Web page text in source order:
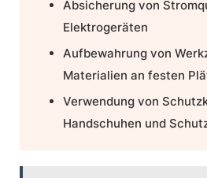
Absicherung von
Elektrogeräten
Aufbewahrung von
Materialien an festen
Verwendung von
Handschuhen und